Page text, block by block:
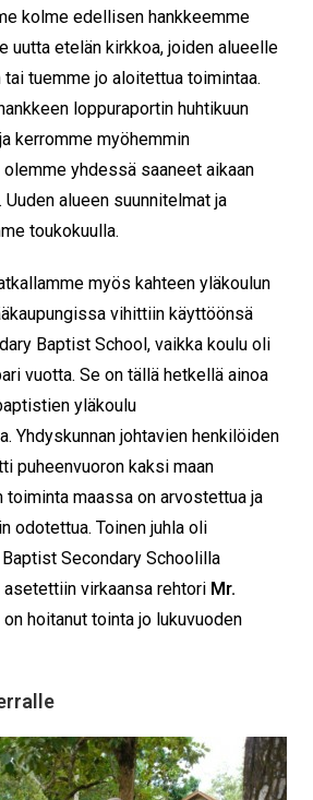
kolme edellisen hankkeemme
uutta etelän kirkkoa, joiden alueelle
tai tuemme jo aloitettua toimintaa.
loppuraportin huhtikuun
kerromme myöhemmin
yhdessä saaneet aikaan
alueen suunnitelmat ja
toukokuulla.
myös kahteen yläkoulun
vihittiin käyttöönsä
Baptist School, vaikka koulu oli
vuotta. Se on tällä hetkellä ainoa
yläkoulu
Yhdyskunnan johtavien henkilöiden
puheenvuoron kaksi maan
toiminta maassa on arvostettua ja
odotettua. Toinen juhla oli
Secondary Schoolilla
virkaansa rehtori Mr.
hoitanut tointa jo lukuvuoden